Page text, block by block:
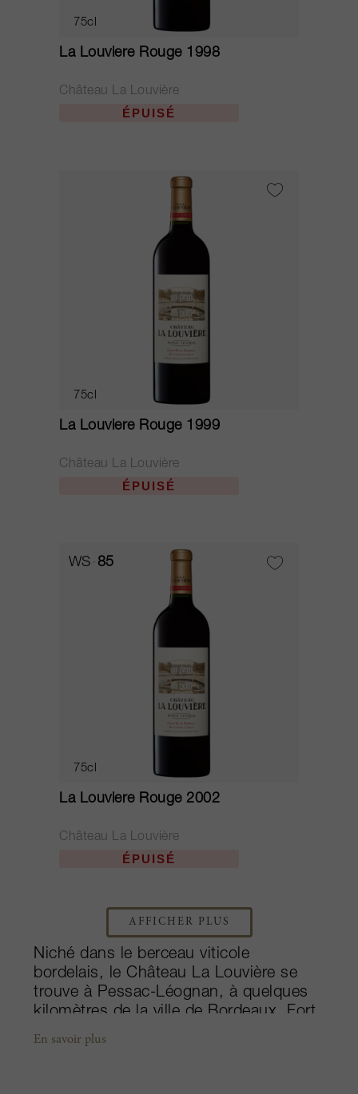
75cl
La Louviere Rouge 1998
Château La Louvière
ÉPUISÉ
75cl
La Louviere Rouge 1999
Château La Louvière
ÉPUISÉ
WS 85
75cl
La Louviere Rouge 2002
Château La Louvière
ÉPUISÉ
AFFICHER PLUS
Niché dans le berceau viticole
bordelais, le Château La Louvière se
trouve à Pessac-Léognan, à quelques
kilomètres de la ville de Bordeaux. Fort
d’une antériorité viticole de plus de sept
siècles, le château actuel a été érigé
En savoir plus